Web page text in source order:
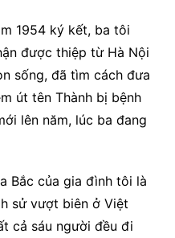
1954 ký kết, ba tôi
được thiệp từ Hà Nội
sống, đã tìm cách đưa
út tên Thành bị bệnh
lên năm, lúc ba đang
Bắc của gia đình tôi là
sử vượt biên ở Việt
cả sáu người đều đi